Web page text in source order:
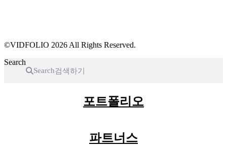
©VIDFOLIO 2026 All Rights Reserved.
Search
Search
포트폴리오
파트너스